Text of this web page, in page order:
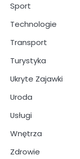
Sport
Technologie
Transport
Turystyka
Ukryte Zajawki
Uroda
Usługi
Wnętrza
Zdrowie